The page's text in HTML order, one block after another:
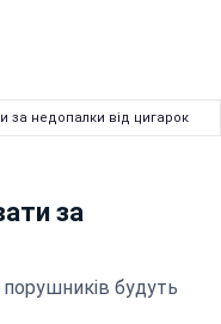
за недопалки від цигарок
за
будуть